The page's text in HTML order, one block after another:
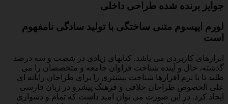
جوایز برنده شده طراحی داخلی
لورم ایپسوم متنی ساختگی با تولید سادگی نامفهوم
است
ابزارهای کاربردی می باشد. کتابهای زیادی در شصت و سه درصد
گذشته، حال و آینده شناخت فراوان جامعه و متخصصان را می
طلبد تا با نرم افزارها شناخت بیشتری را برای طراحان رایانه ای
علی الخصوص طراحان خلاقی و فرهنگ پیشرو در زبان فارسی
ایجاد کرد. در این صورت می توان امید داشت که تمام و دشواری